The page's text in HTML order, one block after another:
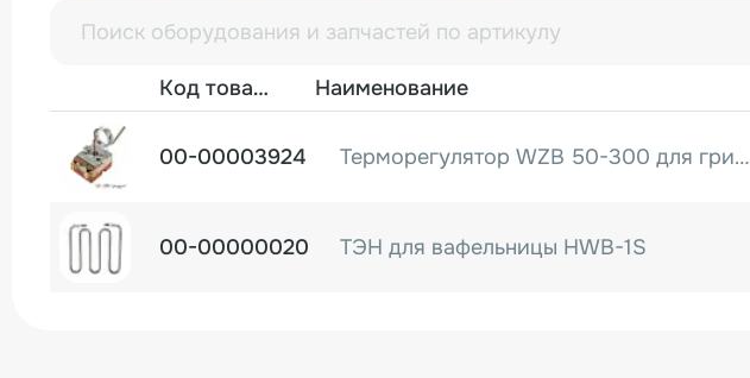
Код товара Наименование
00-00003924 Терморегулятор WZB 50-300 для грилей HEG
00-00000020 ТЭН для вафельницы HWB-1S